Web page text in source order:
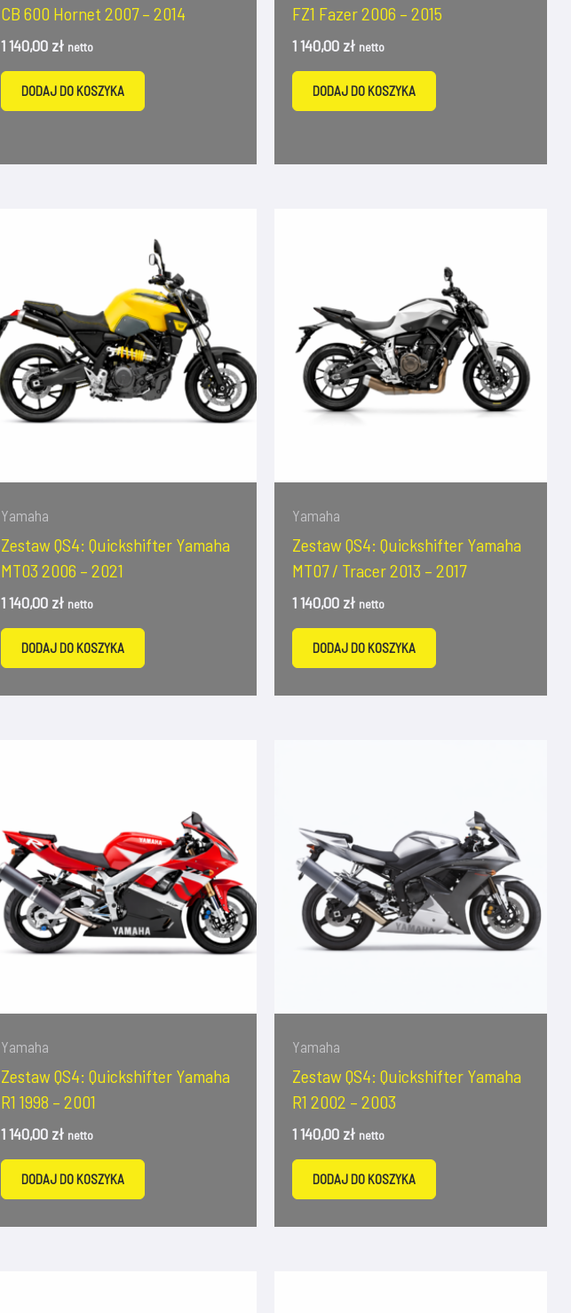
CB 600 Hornet 2007 – 2014
1 140,00 zł netto
DODAJ DO KOSZYKA
FZ1 Fazer 2006 – 2015
1 140,00 zł netto
DODAJ DO KOSZYKA
Yamaha
Zestaw QS4: Quickshifter Yamaha
MT03 2006 – 2021
1 140,00 zł netto
DODAJ DO KOSZYKA
Yamaha
Zestaw QS4: Quickshifter Yamaha
MT07 / Tracer 2013 – 2017
1 140,00 zł netto
DODAJ DO KOSZYKA
Yamaha
Zestaw QS4: Quickshifter Yamaha
R1 1998 – 2001
1 140,00 zł netto
DODAJ DO KOSZYKA
Yamaha
Zestaw QS4: Quickshifter Yamaha
R1 2002 – 2003
1 140,00 zł netto
DODAJ DO KOSZYKA